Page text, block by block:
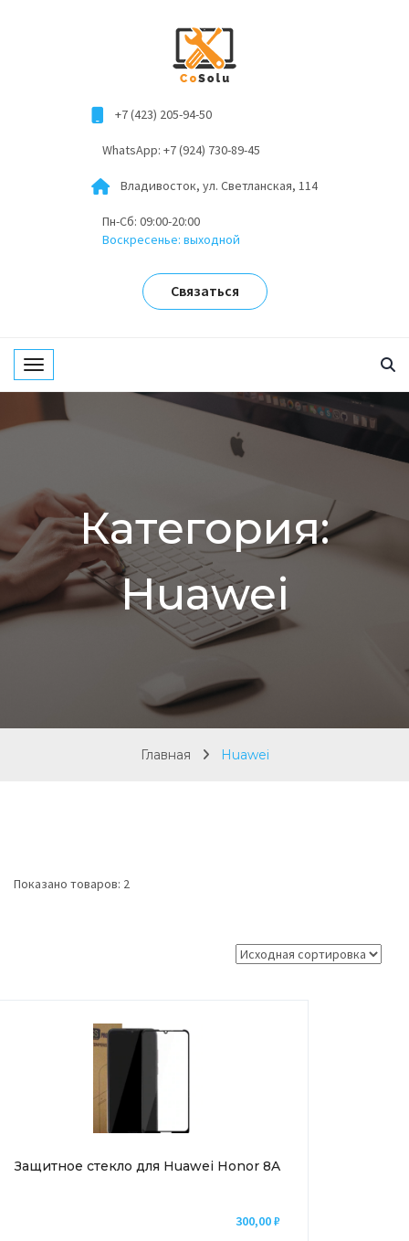
+7 (423) 205-94-50
WhatsApp: +7 (924) 730-89-45
Владивосток, ул. Светланская, 114
Пн-Сб: 09:00-20:00
Воскресенье: выходной
Связаться
Toggle navigation
Категория:
Huawei
Главная Huawei
Показано товаров: 2
Защитное стекло для Huawei Honor 8A
300,00₽